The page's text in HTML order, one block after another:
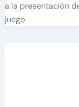
a la presentación
juego